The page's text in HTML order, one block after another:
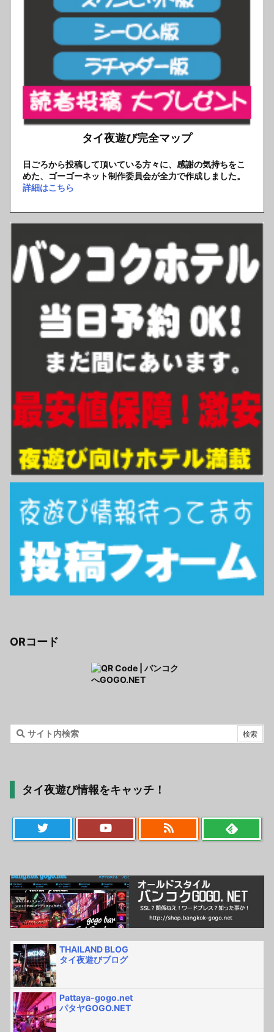
タイ夜遊び完全マップ
日ごろから投稿して頂いている方々に、感謝の気持ちをこ
めた、ゴーゴーネット制作委員会が全力で作成しました。
詳細はこちら
ORコード
タイ夜遊び情報をキャッチ！
THAILAND BLOG
タイ夜遊びブログ
Pattaya-gogo.net
パタヤGOGO.NET